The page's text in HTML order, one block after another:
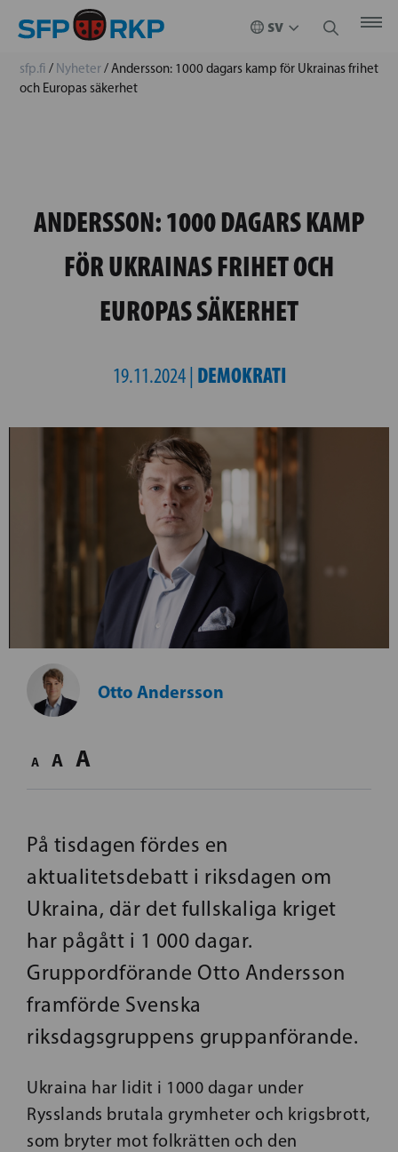
sfp.fi / Nyheter/Andersson: 1000 dagars kamp för Ukrainas frihet
och Europas säkerhet
ANDERSSON: 1000 DAGARS KAMP
FÖR UKRAINAS FRIHET OCH
EUROPAS SÄKERHET
19.11.2024 | DEMOKRATI
Otto Andersson
A A A
På tisdagen fördes en
aktualitetsdebatt i riksdagen om
Ukraina, där det fullskaliga kriget
har pågått i 1 000 dagar.
Gruppordförande Otto Andersson
framförde Svenska
riksdagsgruppens gruppanförande.
Ukraina har lidit i 1000 dagar under
Rysslands brutala grymheter och krigsbrott,
som bryter mot folkrätten och den